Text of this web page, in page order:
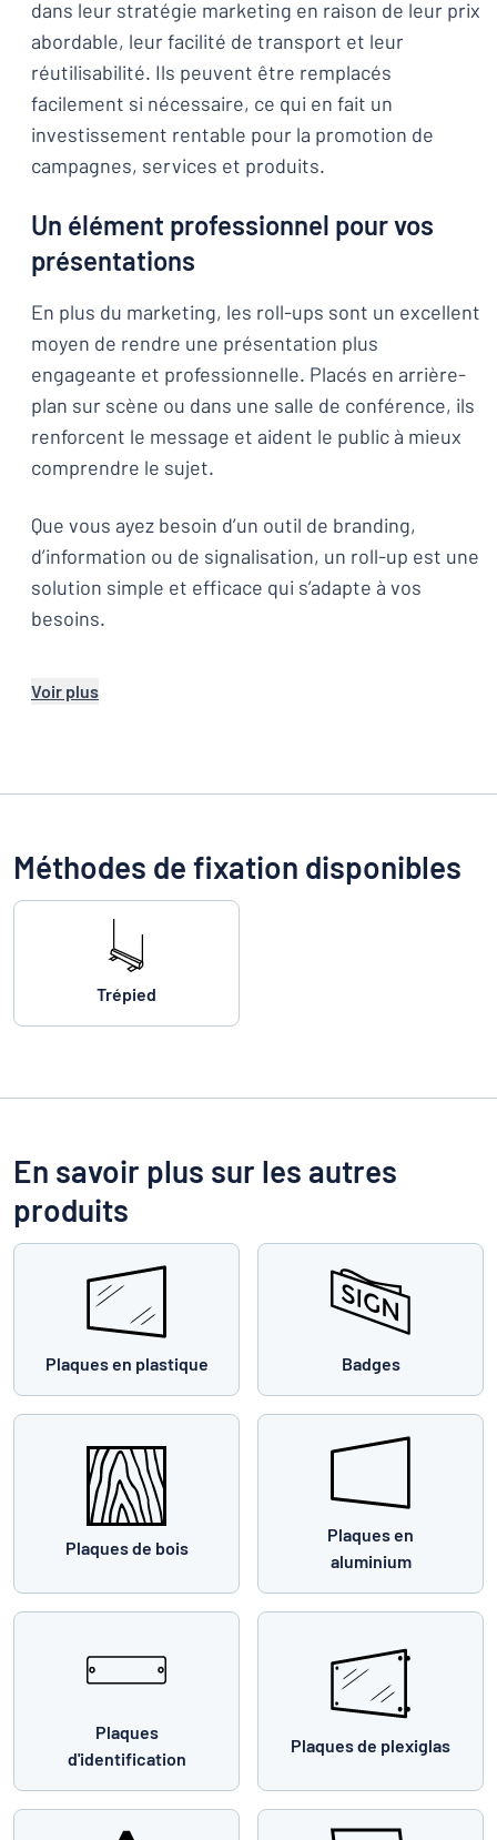
dans leur stratégie marketing en raison de leur prix
abordable, leur facilité de transport et leur
réutilisabilité. Ils peuvent être remplacés
facilement si nécessaire, ce qui en fait un
investissement rentable pour la promotion de
campagnes, services et produits.
Un élément professionnel pour vos
présentations
En plus du marketing, les roll-ups sont un excellent
moyen de rendre une présentation plus
engageante et professionnelle. Placés en arrière-
plan sur scène ou dans une salle de conférence, ils
renforcent le message et aident le public à mieux
comprendre le sujet.
Que vous ayez besoin d’un outil de branding,
d’information ou de signalisation, un roll-up est une
solution simple et efficace qui s’adapte à vos
besoins.
Voir plus
Méthodes de fixation disponibles
Trépied
En savoir plus sur les autres
produits
Plaques en plastique Badges
Plaques de bois
Plaques en
aluminium
Plaques
d'identification
Plaques de plexiglas